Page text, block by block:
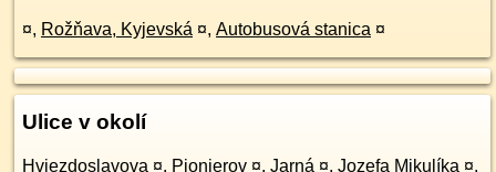
¤, Rožňava, Kyjevská ¤, Autobusová stanica ¤
Ulice v okolí
Hviezdoslavova ¤, Pionierov ¤, Jarná ¤, Jozefa Mikulíka ¤,